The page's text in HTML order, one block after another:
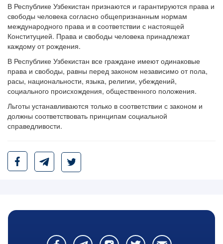
В Республике Узбекистан признаются и гарантируются права и
свободы человека согласно общепризнанным нормам
международного права и в соответствии с настоящей
Конституцией. Права и свободы человека принадлежат
каждому от рождения.
В Республике Узбекистан все граждане имеют одинаковые
права и свободы, равны перед законом независимо от пола,
расы, национальности, языка, религии, убеждений,
социального происхождения, общественного положения.
Льготы устанавливаются только в соответствии с законом и
должны соответствовать принципам социальной
справедливости.